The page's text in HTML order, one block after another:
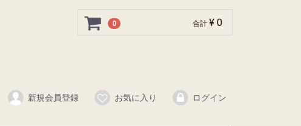
0 合計 ¥ 0
新規会員登録 お気に入り ログイン